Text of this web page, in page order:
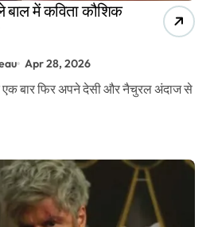
बाल में कविता कौशिक
Apr 28, 2026